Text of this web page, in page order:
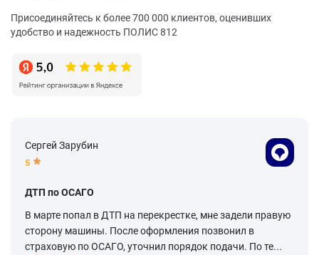
Присоединяйтесь к более 700 000 клиентов, оценивших
удобство и надежность ПОЛИС 812
Сергей Зарубин
5
ДТП по ОСАГО
В марте попал в ДТП на перекрестке, мне задели правую
сторону машины. После оформления позвонил в
страховую по ОСАГО, уточнил порядок подачи. По те...